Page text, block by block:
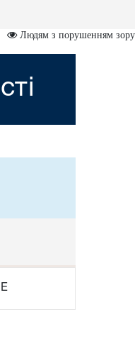
Людям з порушенням зору